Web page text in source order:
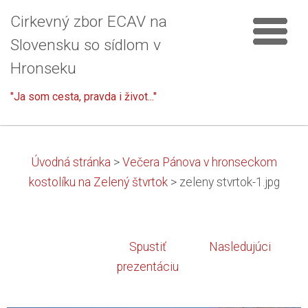
Cirkevný zbor ECAV na
Slovensku so sídlom v
Hronseku
"Ja som cesta, pravda i život..."
Úvodná stránka > Večera Pánova v hronseckom
kostolíku na Zelený štvrtok > zeleny stvrtok-1.jpg
Spustiť
prezentáciu
Nasledujúci